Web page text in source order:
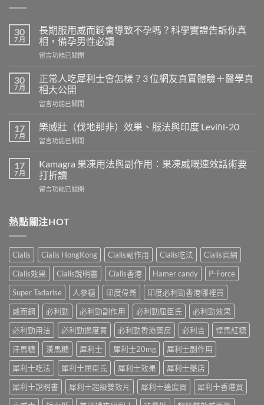
30
7 月
長期服用威而鋼會導致不孕嗎？科學實證告訴你真
相，備孕男性必讀
在
期
服
用
威
鋼
導
不
孕
嗎？
科
實
證
你
真
相，
備
孕
男
必
讀〉
中
留言功能已關閉
30
7 月
正常人吃犀利士會怎樣？3 位網友真實體驗＋醫學真
相大公開
在
常
人
吃
利
士
怎
位
真
實
體
驗
＋
醫
真
相
大
開〉
中
留言功能已關閉
17
7 月
樂威壯（伐地那非）效果、服法與印度 Levifil-20
在
威
壯
（伐
地
效
法
與
印
度
Levifil-
20〉
留言功能已關閉
17
7 月
Kamagra 果凍用法與副作用：果凍威嘅速效話術要
打折讀
在
凍
用
與
副
作
用：
果
凍
嘅
速
效
術
要
打
折
讀〉
留言功能已關閉
熱點關注HOT
Cialis Cialis HongKong Cialis副作用 Cialis吃法
Cialis官網
Cialis效果
Cialis說明書 Cialis香港 Hamer candy
P-Force
Super Tadarise
人參糖 印度偉哥
印度必利勁香港哪裡買
威而鋼
必利勁 必利勁副作用 必利勁屈臣氏
必利勁效果
必利勁用法
必利勁邊度買 必利勁香港藥房 必利吉
悍馬紅糖
汗馬糖
漢馬糖 犀利士 犀利士20mg
犀利士副作用
犀利士吃法
犀利士屈臣氏 犀利士效果
犀利士藥店
犀利士說明書
犀利士超級雙效片 犀利士邊度買
犀利士香港買